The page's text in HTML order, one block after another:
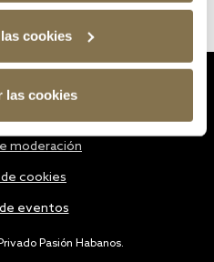
cookies
las cookies
Pasión Habanos.
moderación
cookies
eventos